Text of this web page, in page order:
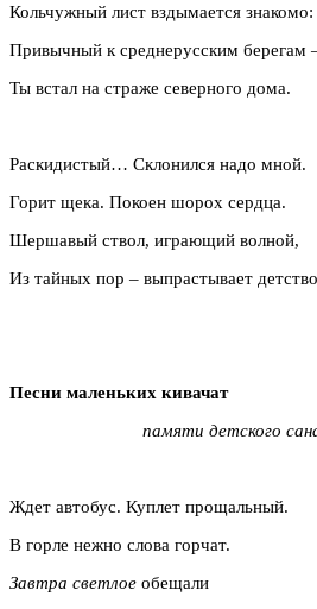
Кольчужный лист вздымается знакомо:
Привычный к среднерусским берегам
Ты встал на страже северного дома.
Раскидистый… Склонился надо мной.
Горит щека. Покоен шорох сердца.
Шершавый ствол, играющий волной,
Из тайных пор – выпрастывает
Песни маленьких кивачат
памяти детского
Ждет автобус. Куплет прощальный.
В горле нежно слова горчат.
Завтра светлое обещали